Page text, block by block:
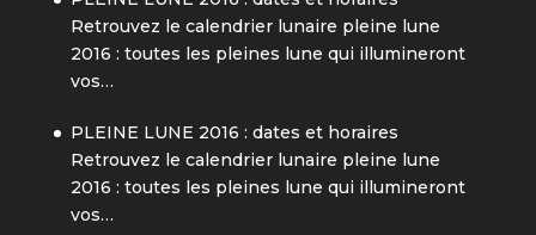
Retrouvez le calendrier lunaire pleine lune
2016 : toutes les pleines lune qui illumineront
vos…
PLEINE LUNE 2016 : dates et horaires
Retrouvez le calendrier lunaire pleine lune
2016 : toutes les pleines lune qui illumineront
vos…